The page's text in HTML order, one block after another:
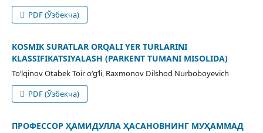
PDF (Ўзбекча)
KOSMIK SURATLAR ORQALI YER TURLARINI
KLASSIFIKATSIYALASH (PARKENT TUMANI MISOLIDA)
To‘lqinov Otabek Toir o‘g‘li, Raxmonov Dilshod Nurboboyevich
PDF (Ўзбекча)
ПРОФЕССОР ҲАМИДУЛЛА ҲАСАНОВНИНГ МУҲАММАД